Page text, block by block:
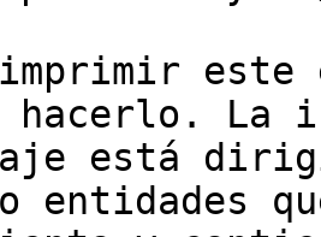
hacerlo. La
está
o entidades